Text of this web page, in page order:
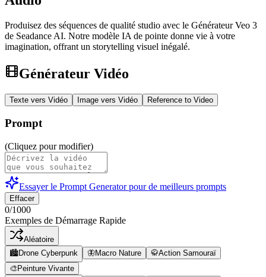
Produisez des séquences de qualité studio avec le Générateur Veo 3
de Seadance AI. Notre modèle IA de pointe donne vie à votre
imagination, offrant un storytelling visuel inégalé.
Générateur Vidéo
Texte vers Vidéo Image vers Vidéo Reference to Video
Prompt
(Cliquez pour modifier)
Essayer le Prompt Generator pour de meilleurs prompts
Effacer
0/1000
Exemples de Démarrage Rapide
Aléatoire
🏙️Drone Cyberpunk 🦋Macro Nature 🥋Action Samouraï
🎨 Peinture Vivante